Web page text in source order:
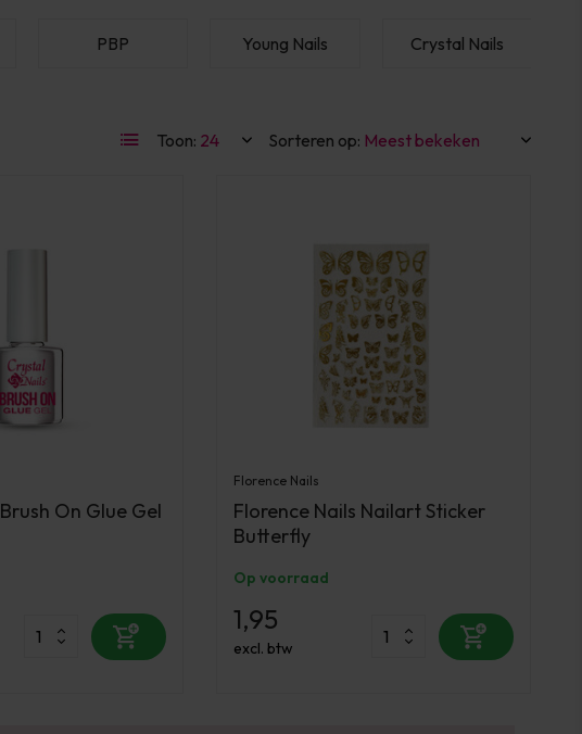
PBP Young Nails Crystal Nails
Toon: Sorteren op:
On Glue Gel
Florence Nails
Florence Nails Nailart Sticker
Butterfly
Op voorraad
1,95
excl. btw